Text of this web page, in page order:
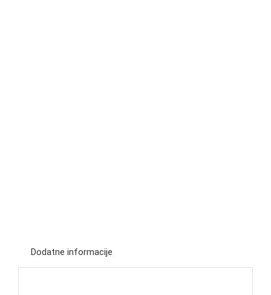
Dodatne informacije